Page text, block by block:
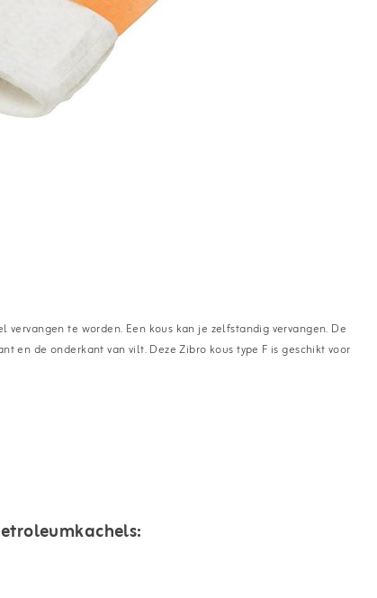
te worden. Een kous kan je zelfstandig vervangen. De
en de onderkant van vilt. Deze Zibro kous type F is geschikt voor